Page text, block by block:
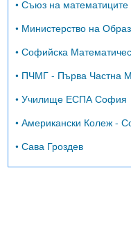
• Съюз на математиците
• Министерство на
• Софийска
• ПЧМГ - Първа Частна
• Училище ЕСПА София
• Американски Колеж -
• Сава Гроздев